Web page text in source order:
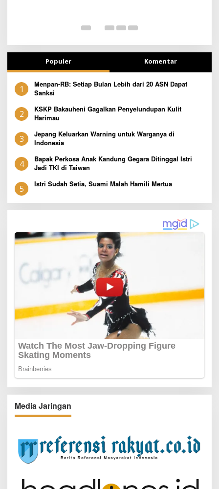
Populer Komentar
1
Menpan-RB: Setiap Bulan Lebih dari 20 ASN Dapat
Sanksi
2
KSKP Bakauheni Gagalkan Penyelundupan Kulit
Harimau
3
Jepang Keluarkan Warning untuk Warganya di
Indonesia
4
Bapak Perkosa Anak Kandung Gegara Ditinggal Istri
Jadi TKI di Taiwan
5 Istri Sudah Setia, Suami Malah Hamili Mertua
Media Jaringan